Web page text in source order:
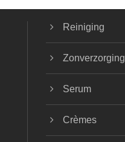
Reiniging
Zonverzorging
Serum
Crèmes